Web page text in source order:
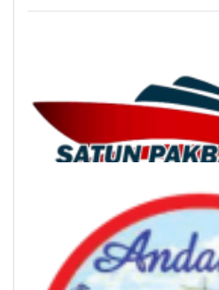
コランタの熱帯気候を考慮して、
ために、日焼け止めを優先すること
Satun Pakbara スピードボー